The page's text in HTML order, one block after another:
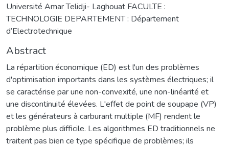
Université Amar Telidji- Laghouat FACULTE :
TECHNOLOGIE DEPARTEMENT : Département
d’Electrotechnique
Abstract
La répartition économique (ED) est l'un des problèmes
d'optimisation importants dans les systèmes électriques; il
se caractérise par une non-convexité, une non-linéarité et
une discontinuité élevées. L'effet de point de soupape (VP)
et les générateurs à carburant multiple (MF) rendent le
problème plus difficile. Les algorithmes ED traditionnels ne
traitent pas bien ce type spécifique de problèmes; ils